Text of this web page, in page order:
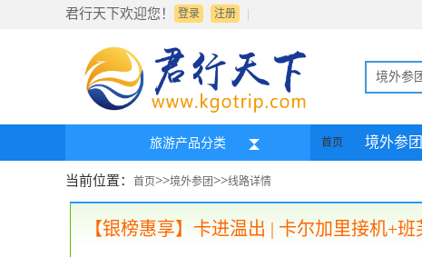
君行天下欢迎您！ 登录 |
注册
境外参
旅游产品分类 首页 境外参团
当前位置： 首页>>境外参团>>线路详情
【银榜惠享】卡进温出 | 卡尔加里接机+